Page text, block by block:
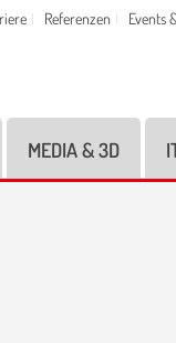
Referenzen Events
MEDIA & 3D